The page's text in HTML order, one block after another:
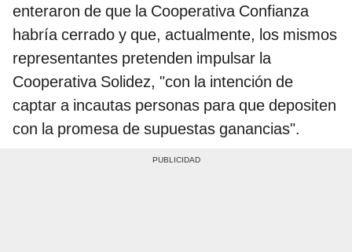
enteraron de que la Cooperativa Confianza
habría cerrado y que, actualmente, los mismos
representantes pretenden impulsar la
Cooperativa Solidez, "con la intención de
captar a incautas personas para que depositen
con la promesa de supuestas ganancias".